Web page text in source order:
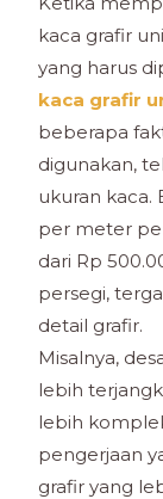
kaca grafir
yang harus
kaca grafir
beberapa
digunakan,
ukuran kaca.
per meter
dari Rp
persegi,
detail grafir.
Misalnya,
lebih
lebih
pengerjaan
grafir yang